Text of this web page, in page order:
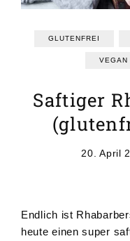
GLUTENFREI
VEGAN
Saftiger
20. April
Endlich ist
heute einen super